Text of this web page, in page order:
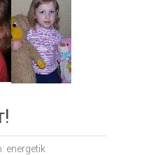
energetik